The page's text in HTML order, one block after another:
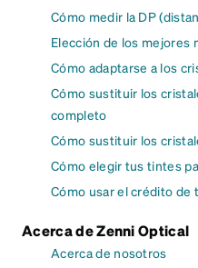
Cómo medir la DP
Elección de los mejores
Cómo adaptarse a los
Cómo sustituir los
completo
Cómo sustituir los
Cómo elegir tus tintes
Cómo usar el crédito
Acerca de Zenni Optical
Acerca de nosotros